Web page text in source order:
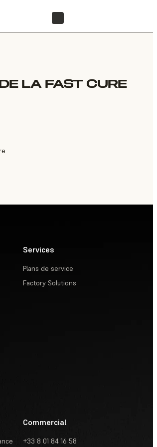
LA FAST CURE
Services
Plans de service
Factory Solutions
Commercial
+33 8 01 84 16 58